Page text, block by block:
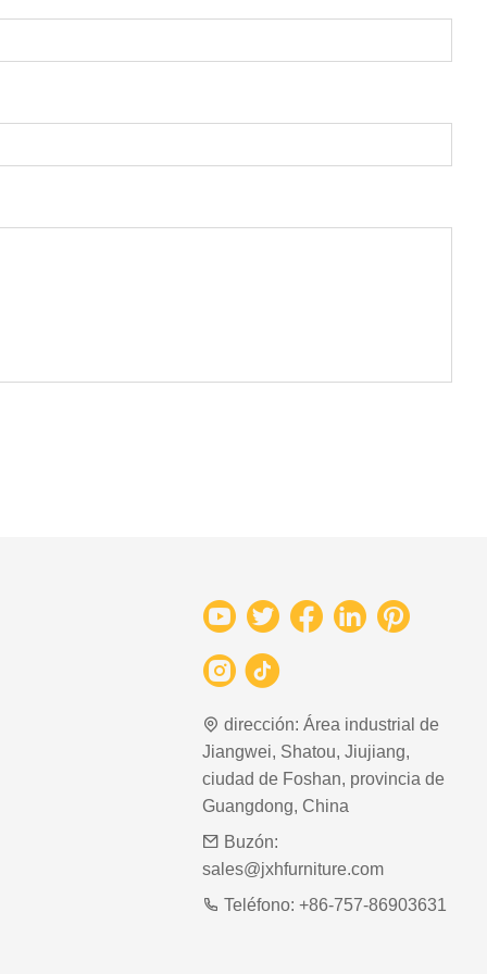
dirección: Área industrial de
Jiangwei, Shatou, Jiujiang,
ciudad de Foshan, provincia de
Guangdong, China
Buzón:
sales@jxhfurniture.com
Teléfono: +86-757-86903631